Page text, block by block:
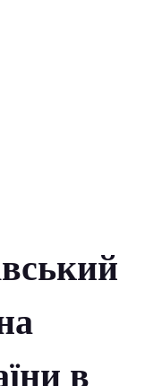
в